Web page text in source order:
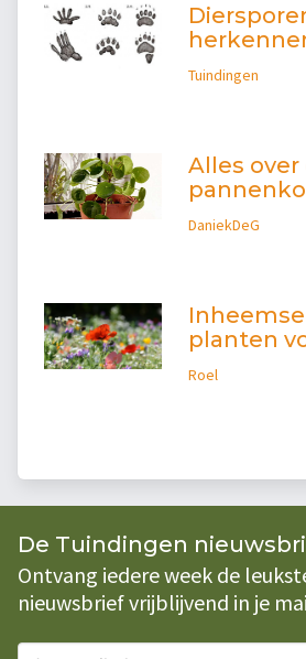
Tuindingen
Alles over
DaniekDeG
planten
Roel
De Tuindingen
Ontvang iedere week de
nieuwsbrief vrijblijvend in je